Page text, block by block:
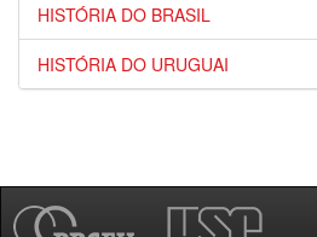
HISTÓRIA DO BRASIL
HISTÓRIA DO URUGUAI